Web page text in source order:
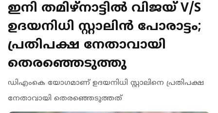
ഇനി തമിഴ്‌നാട്ടില്‍ വിജയ് V/S
ഉദയനിധി സ്റ്റാലിന്‍ പോരാട്ടം;
പ്രതിപക്ഷ നേതാവായി
തെരഞ്ഞെടുത്തു
ഡിഎംകെ യോഗമാണ് ഉദയനിധി സ്റ്റാലിനെ പ്രതിപക്ഷ
നേതാവായി തെരഞ്ഞെടുത്തത്